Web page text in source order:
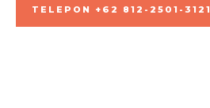
TELEPON +62 812-2501-3121